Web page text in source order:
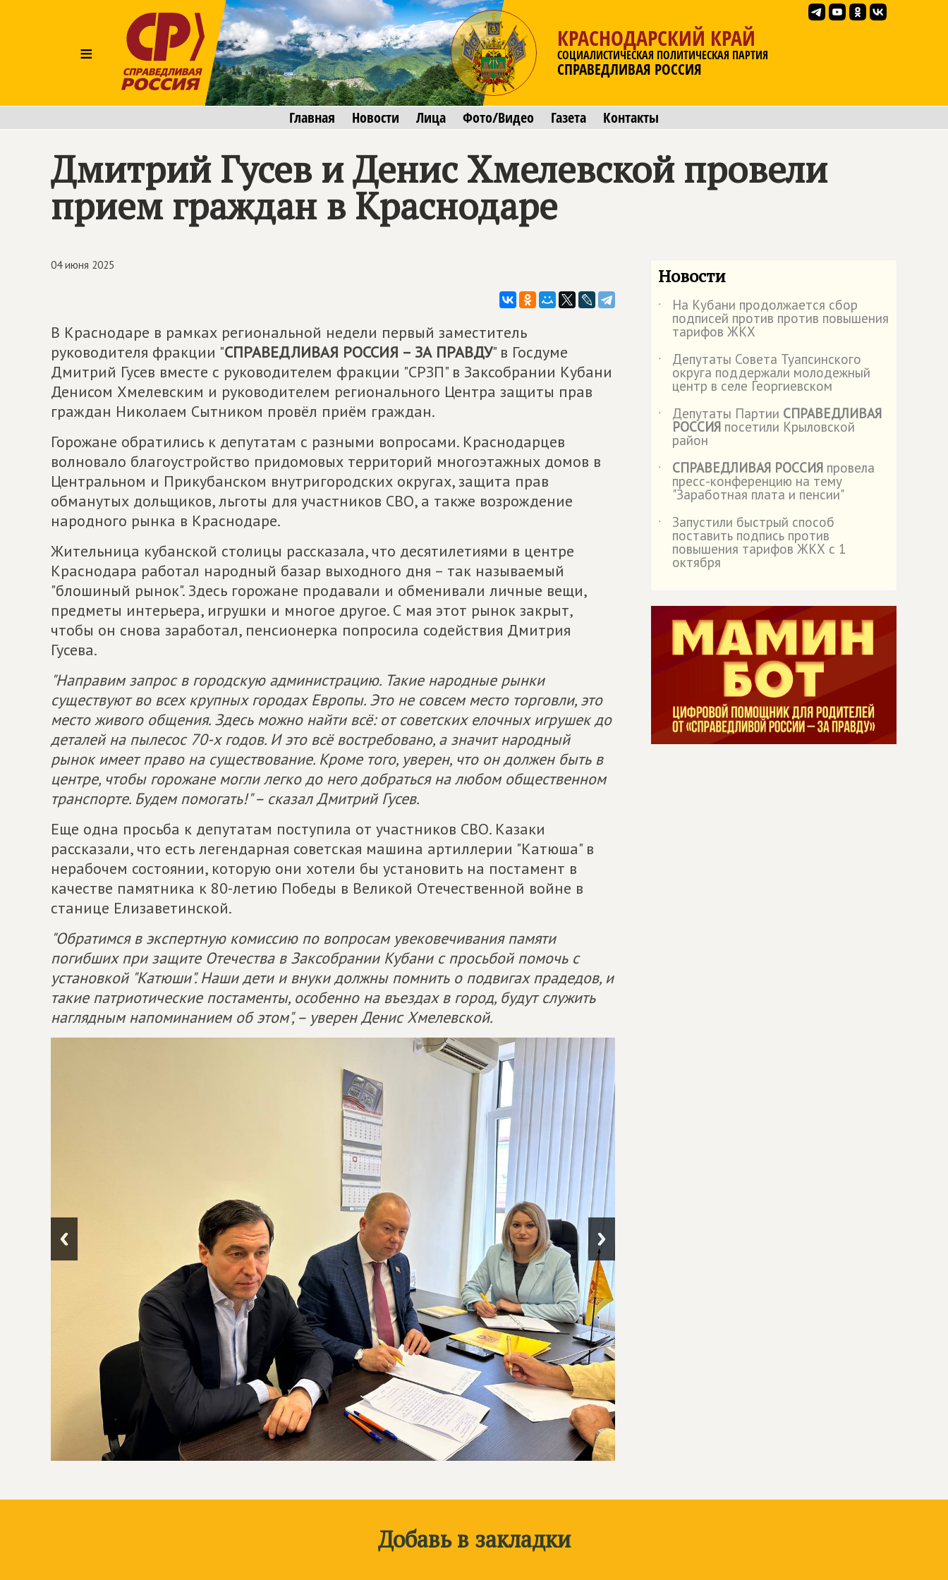
≡
КРАСНОДАРСКИЙ КРАЙ
СОЦИАЛИСТИЧЕСКАЯ ПОЛИТИЧЕСКАЯ ПАРТИЯ
СПРАВЕДЛИВАЯ РОССИЯ
Главная Новости Лица Фото/Видео Газета Контакты
Дмитрий Гусев и Денис Хмелевской провели
прием граждан в Краснодаре
04 июня 2025
В Краснодаре в рамках региональной недели первый заместитель
руководителя фракции "СПРАВЕДЛИВАЯ РОССИЯ – ЗА ПРАВДУ" в Госдуме
Дмитрий Гусев вместе с руководителем фракции "СРЗП" в Заксобрании Кубани
Денисом Хмелевским и руководителем регионального Центра защиты прав
граждан Николаем Сытником провёл приём граждан.
Горожане обратились к депутатам с разными вопросами. Краснодарцев
волновало благоустройство придомовых территорий многоэтажных домов в
Центральном и Прикубанском внутригородских округах, защита прав
обманутых дольщиков, льготы для участников СВО, а также возрождение
народного рынка в Краснодаре.
Жительница кубанской столицы рассказала, что десятилетиями в центре
Краснодара работал народный базар выходного дня – так называемый
"блошиный рынок". Здесь горожане продавали и обменивали личные вещи,
предметы интерьера, игрушки и многое другое. С мая этот рынок закрыт,
чтобы он снова заработал, пенсионерка попросила содействия Дмитрия
Гусева.
"Направим запрос в городскую администрацию. Такие народные рынки
существуют во всех крупных городах Европы. Это не совсем место торговли, это
место живого общения. Здесь можно найти всё: от советских елочных игрушек до
деталей на пылесос 70-х годов. И это всё востребовано, а значит народный
рынок имеет право на существование. Кроме того, уверен, что он должен быть в
центре, чтобы горожане могли легко до него добраться на любом общественном
транспорте. Будем помогать!" – сказал Дмитрий Гусев.
Еще одна просьба к депутатам поступила от участников СВО. Казаки
рассказали, что есть легендарная советская машина артиллерии "Катюша" в
нерабочем состоянии, которую они хотели бы установить на постамент в
качестве памятника к 80-летию Победы в Великой Отечественной войне в
станице Елизаветинской.
"Обратимся в экспертную комиссию по вопросам увековечивания памяти
погибших при защите Отечества в Заксобрании Кубани с просьбой помочь с
установкой "Катюши". Наши дети и внуки должны помнить о подвигах прадедов, и
такие патриотические постаменты, особенно на въездах в город, будут служить
наглядным напоминанием об этом", – уверен Денис Хмелевской.
Новости
˙ На Кубани продолжается сбор
подписей против против повышения
тарифов ЖКХ
˙
Депутаты Совета Туапсинского
округа поддержали молодежный
центр в селе Георгиевском
˙
Депутаты Партии СПРАВЕДЛИВАЯ
РОССИЯ посетили Крыловской
район
˙
СПРАВЕДЛИВАЯ РОССИЯ провела
пресс-конференцию на тему
"Заработная плата и пенсии"
˙
Запустили быстрый способ
поставить подпись против
повышения тарифов ЖКХ с 1
октября
Добавь в закладки